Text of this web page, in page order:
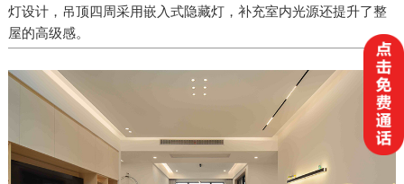
灯设计，吊顶四周采用嵌入式隐藏灯，补充室内光源还提升了整
屋的高级感。